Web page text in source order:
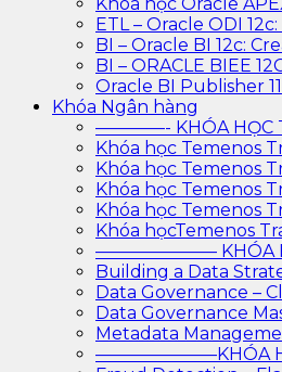
ETL – Oracle ODI
BI – Oracle BI 12c:
BI – ORACLE BIEE
Oracle BI Publisher
Khóa Ngân hàng
————- KHÓA HỌC
Khóa học Temenos
Khóa học Temenos
Khóa học Temenos
Khóa học Temenos
Khóa họcTemenos
——————— KHÓA
Building a Data
Data Governance –
Data Governance
Metadata
———————KHÓA